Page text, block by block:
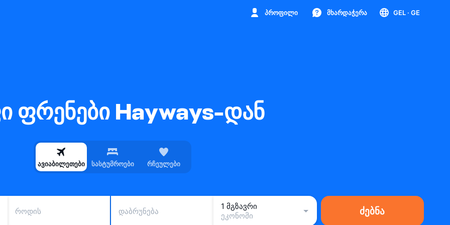
პროფილი მხარდაჭერა GEL · GE
ფრენები Hayways-დან
ავიაბილეთები სასტუმროები რჩეულები
როდის დაბრუნება
1 მგზავრი
ეკონომი
ძებნა